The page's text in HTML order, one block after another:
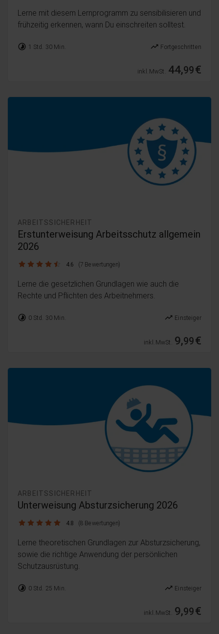
Lerne mit diesem Lernprogramm zu sensibilisieren und
frühzeitig erkennen, wann Du einschreiten solltest.
timelapse 1 Std. 30 Min. trending_up Fortgeschritten
inkl. MwSt. 44,99€
ARBEITSSICHERHEIT
Erstunterweisung Arbeitsschutz allgemein
2026
4.6 / 5 4.6 (7 Bewertungen)
Lerne die gesetzlichen Grundlagen wie auch die
Rechte und Pflichten des Arbeitnehmers.
timelapse 0 Std. 30 Min. trending_up Einsteiger
inkl. MwSt. 9,99€
ARBEITSSICHERHEIT
Unterweisung Absturzsicherung 2026
4.8 / 5 4.8 (8 Bewertungen)
Lerne theoretischen Grundlagen zur Absturzsicherung,
sowie die richtige Anwendung der persönlichen
Schutzausrüstung.
timelapse 0 Std. 25 Min. trending_up Einsteiger
inkl. MwSt. 9,99€